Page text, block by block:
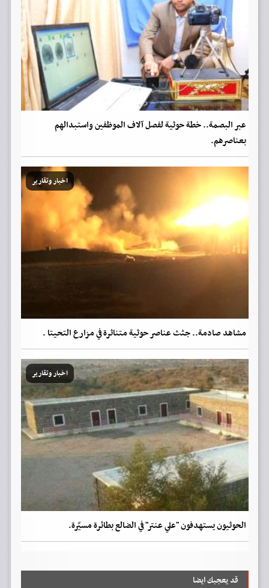
عبر البصمة.. خطة حوثية لفصل آلاف الموظفين واستبدالهم
بعناصرهم.
اخبار وتقارير
مشاهد صادمة.. جثث عناصر حوثية متناثرة في مزارع التحيتا .
اخبار وتقارير
الحوثيون يستهدفون "علي عنتر" في الضالع بطائرة مسيّرة.
قد يعجبك ايضا